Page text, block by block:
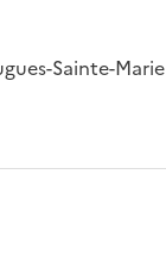
Sainte-Marie